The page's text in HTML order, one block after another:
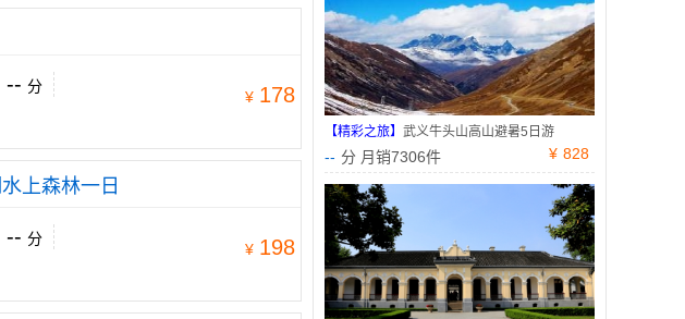
-- 分
¥ 178
上森林一日
-- 分
¥ 198
【精彩之旅】 武义牛头山高山避暑5日游
-- 分 月销7306件 ¥ 828